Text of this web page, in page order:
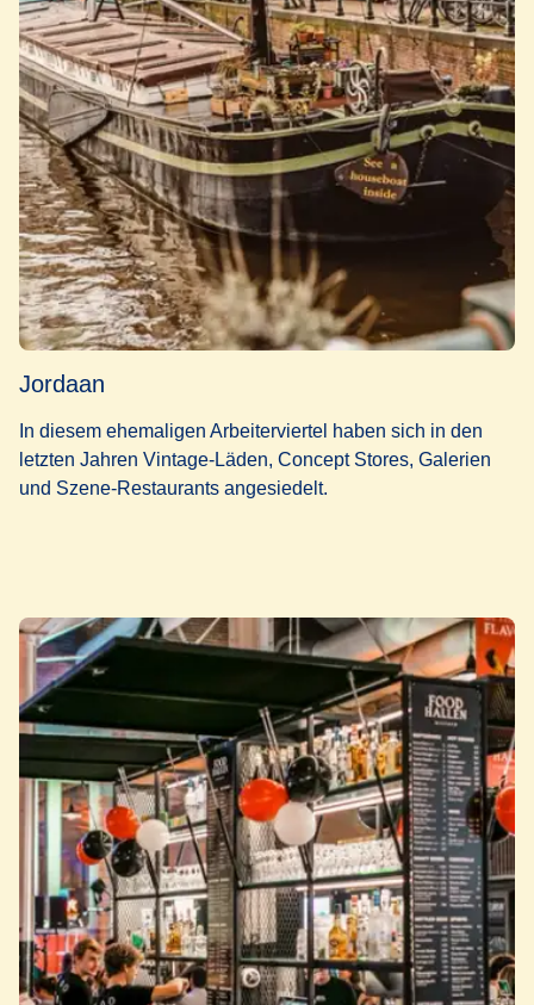
Jordaan
In diesem ehemaligen Arbeiterviertel haben sich in den
letzten Jahren Vintage-Läden, Concept Stores, Galerien
und Szene-Restaurants angesiedelt.